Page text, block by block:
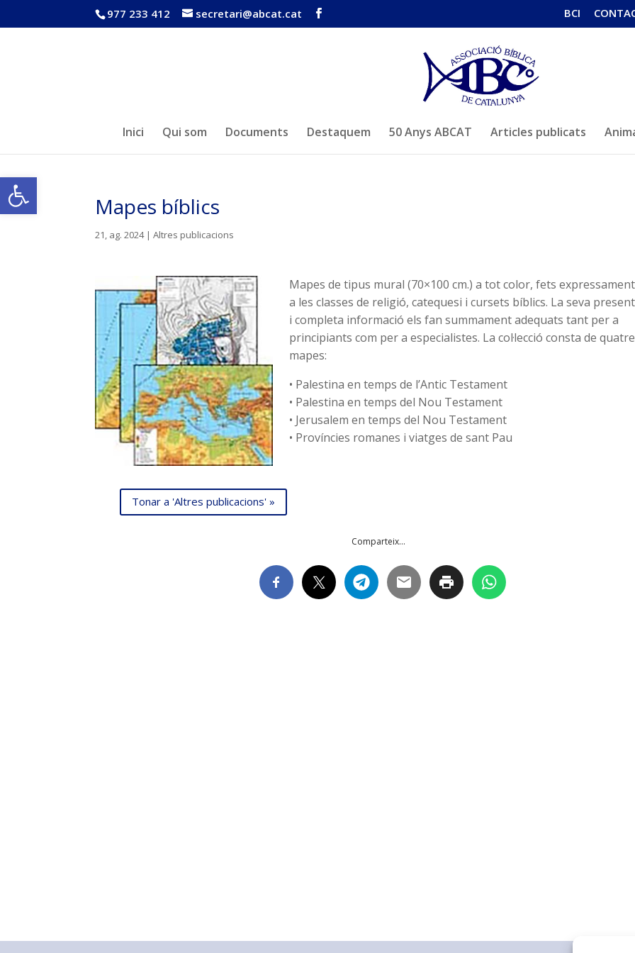
Obre la barra d'eines
977 233 412 secretari@abcat.cat BCI
Inici Qui som Documents Destaquem 50 Anys ABCAT Articles publicats
Mapes bíblics
21, ag. 2024|Altres publicacions
Mapes de tipus mural (70×100 cm.) a tot color, fets
a les classes de religió, catequesi i cursets bíblics. La seva
i completa informació els fan summament adequats tant per a
principiants com per a especialistes. La col·lecció consta de quatre
mapes:
• Palestina en temps de l’Antic Testament
• Palestina en temps del Nou Testament
• Jerusalem en temps del Nou Testament
• Províncies romanes i viatges de sant Pau
Tonar a 'Altres publicacions' »
Comparteix...